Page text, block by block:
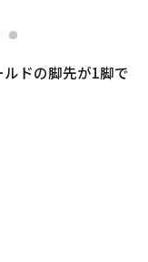
ドの脚先が1脚で